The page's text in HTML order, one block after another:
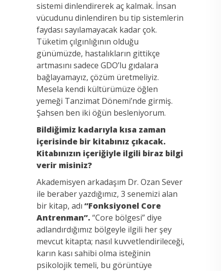
sistemi dinlendirerek aç kalmak. İnsan
vücudunu dinlendiren bu tip sistemlerin
faydası sayılamayacak kadar çok.
Tüketim çılgınlığının olduğu
günümüzde, hastalıkların gittikçe
artmasını sadece GDO’lu gıdalara
bağlayamayız, çözüm üretmeliyiz.
Mesela kendi kültürümüze öğlen
yemeği Tanzimat Dönemi’nde girmiş.
Şahsen ben iki öğün besleniyorum.
Bildiğimiz kadarıyla kısa zaman
içerisinde bir kitabınız çıkacak.
Kitabınızın içeriğiyle ilgili biraz bilgi
verir misiniz?
Akademisyen arkadaşım Dr. Ozan Sever
ile beraber yazdığımız, 3 senemizi alan
bir kitap, adı “Fonksiyonel Core
Antrenman”. “Core bölgesi” diye
adlandırdığımız bölgeyle ilgili her şey
mevcut kitapta; nasıl kuvvetlendirileceği,
karın kası sahibi olma isteğinin
psikolojik temeli, bu görüntüye